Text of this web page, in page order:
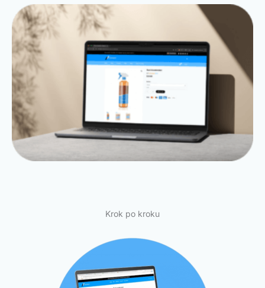
Krok po kroku